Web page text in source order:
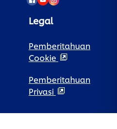
Legal
Pemberitahuan
Cookie
Pemberitahuan
Privasi